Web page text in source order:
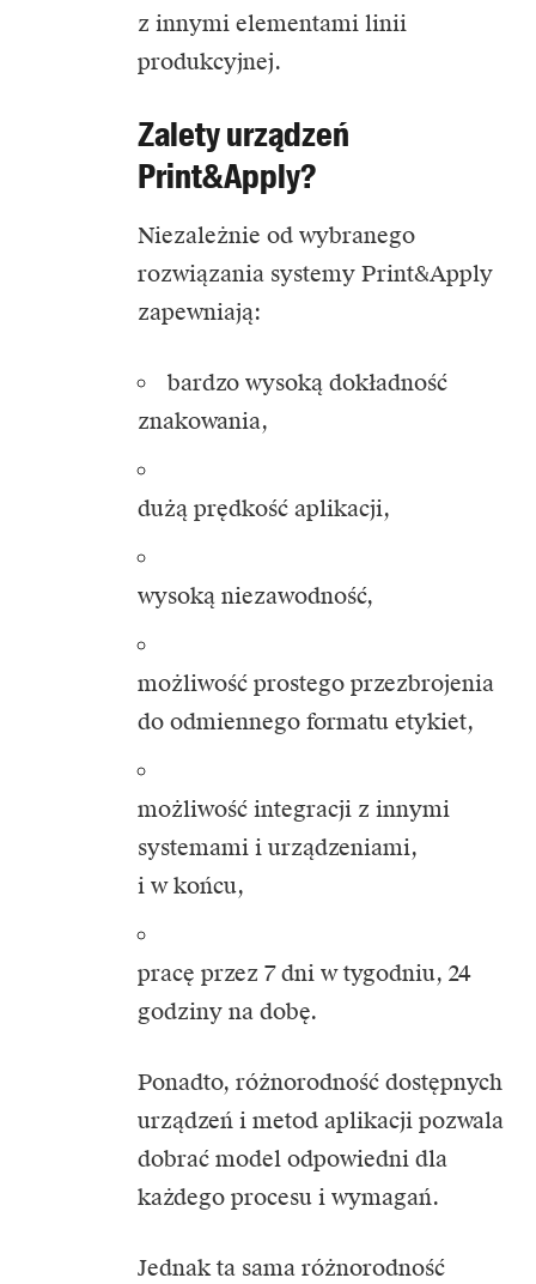
z innymi elementami linii
produkcyjnej.
Zalety urządzeń
Print&Apply?
Niezależnie od wybranego
rozwiązania systemy Print&Apply
zapewniają:
bardzo wysoką dokładność
znakowania,
dużą prędkość aplikacji,
wysoką niezawodność,
możliwość prostego przezbrojenia
do odmiennego formatu etykiet,
możliwość integracji z innymi
systemami i urządzeniami,
i w końcu,
pracę przez 7 dni w tygodniu, 24
godziny na dobę.
Ponadto, różnorodność dostępnych
urządzeń i metod aplikacji pozwala
dobrać model odpowiedni dla
każdego procesu i wymagań.
Jednak ta sama różnorodność